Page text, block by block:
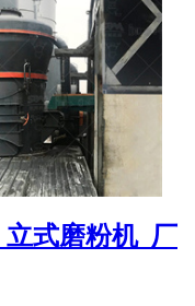
式磨粉机_厂